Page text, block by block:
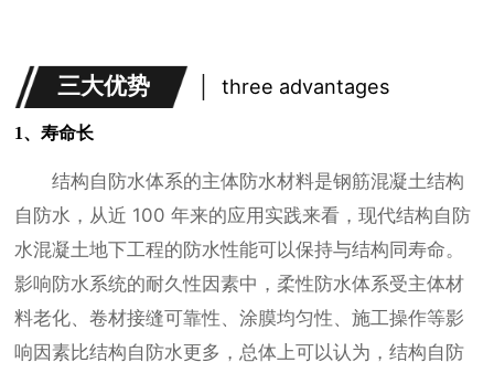
三大优势 three advantages
1、寿命长
结构自防水体系的主体防水材料是钢筋混凝土结构
自防水，从近 100 年来的应用实践来看，现代结构自防
水混凝土地下工程的防水性能可以保持与结构同寿命。
影响防水系统的耐久性因素中，柔性防水体系受主体材
料老化、卷材接缝可靠性、涂膜均匀性、施工操作等影
响因素比结构自防水更多，总体上可以认为，结构自防